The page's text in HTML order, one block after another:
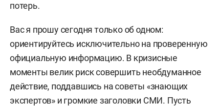
потерь.
Вас я прошу сегодня только об одном:
ориентируйтесь исключительно на проверенную
официальную информацию. В кризисные
моменты велик риск совершить необдуманное
действие, поддавшись на советы «знающих
экспертов» и громкие заголовки СМИ. Пусть